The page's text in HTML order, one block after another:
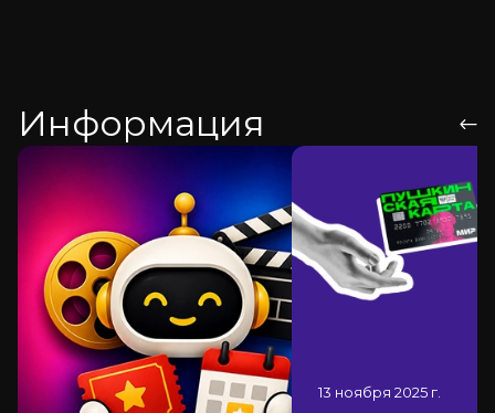
Информация
13 ноября 2025 г.